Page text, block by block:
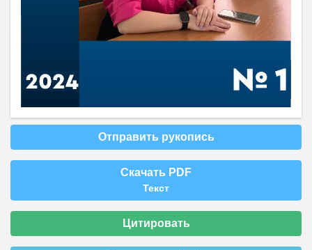
Отправить рукопись
Скачать PDF
Текст
Цитировать